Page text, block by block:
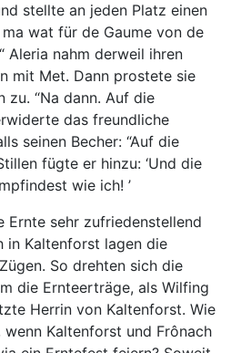
stellte an jeden Platz einen
wat für de Gaume von de
Aleria nahm derweil ihren
mit Met. Dann prostete sie
zu. “Na dann. Auf die
das freundliche
seinen Becher: “Auf die
fügte er hinzu: ‘Und die
wie ich! ’
Ernte sehr zufriedenstellend
in Kaltenforst lagen die
So drehten sich die
die Ernteerträge, als Wilfing
Herrin von Kaltenforst. Wie
Kaltenforst und Frônach